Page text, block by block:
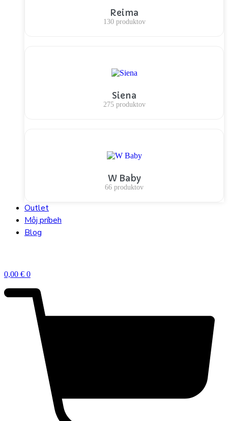
Reima
130 produktov
Siena
275 produktov
W Baby
66 produktov
Outlet
Môj príbeh
Blog
0,00 € 0